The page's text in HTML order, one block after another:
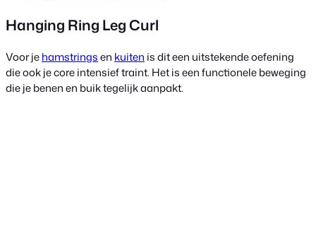
Hanging Ring Leg Curl
Voor jehamstringsen kuiten is dit een uitstekende oefening
die ook je core intensief traint. Het is een functionele beweging
die je benen en buik tegelijk aanpakt.